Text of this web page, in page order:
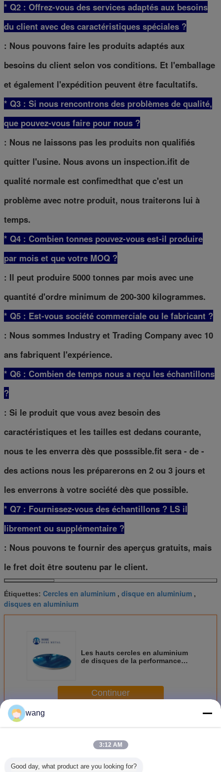
* Q2 : Offrez-vous des services adaptés aux besoins
du client avec des caractéristiques spéciales ?
: Nous pouvons faire les produits adaptés aux
besoins du client selon vos conditions. Et l'emballage
et également l'expédition peuvent être facultatifs.
* Q3 : Si nous rencontrons des problèmes de qualité,
que pouvez-vous faire pour nous ?
: Nous ne laissons pas les produits non qualifiés
quitter l'usine. Nous avons un inspection.ifit de
qualité normale est confimedthat que c'est un
problème avec notre produit, nous traiterons lui à
temps.
* Q4 : Combien tonnes pouvez-vous est-il produire
par mois et que votre MOQ ?
: Il peut produire 5000 tonnes par mois avec une
quantité d'ordre minimum de 200-300 kilogrammes.
* Q5 : Est-vous société commerciale ou le fabricant ?
: Nous sommes Industry et Trading Company avec 10
ans fabriquent l'expérience.
* Q6 : Combien de temps nous a reçu les échantillons
?
: Si le produit que vous avez besoin des
caractéristiques et les tailles est dedans courante,
nous te les enverra dès que posssible.fit sera - de -
des actions nous les préparerons en 2 ou 3 jours et
les enverrons à votre société dès que possible.
* Q7 : Fournissez-vous des échantillons ? LS il
librement ou supplémentaire ?
: Nous pouvons te fournir des aperçus gratuits, mais
le fret doit être soutenu par le client.
Étiquettes: Cercles en aluminium , disque en aluminium ,
disques en aluminium
Les hauts cercles en aluminium
de disques de la performance
Continuer
PlusCercles en aluminium de disques
wang
3:12 AM
Good day, what product are you looking for?